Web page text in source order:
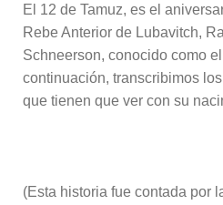
El 12 de Tamuz, es el
Rebe Anterior de Lubavitch,
Schneerson, conocido como
continuación, transcribimos
que tienen que ver con su
(Esta historia fue contada por